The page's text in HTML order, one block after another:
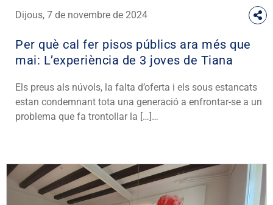
Dijous, 7 de novembre de 2024
Per què cal fer pisos públics ara més que
mai: L’experiència de 3 joves de Tiana
Els preus als núvols, la falta d’oferta i els sous estancats
estan condemnant tota una generació a enfrontar-se a un
problema que fa trontollar la […]…